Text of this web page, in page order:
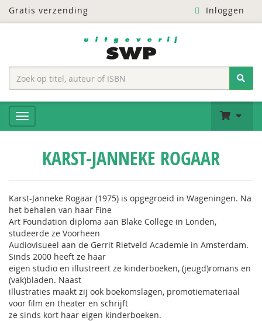
Gratis verzending Inloggen
KARST-JANNEKE ROGAAR
Karst-Janneke Rogaar (1975) is opgegroeid in Wageningen. Na
het behalen van haar Fine
Art Foundation diploma aan Blake College in Londen,
studeerde ze Voorheen
Audiovisueel aan de Gerrit Rietveld Academie in Amsterdam.
Sinds 2000 heeft ze haar
eigen studio en illustreert ze kinderboeken, (jeugd)romans en
(vak)bladen. Naast
illustraties maakt zij ook boekomslagen, promotiemateriaal
voor film en theater en schrijft
ze sinds kort haar eigen kinderboeken.